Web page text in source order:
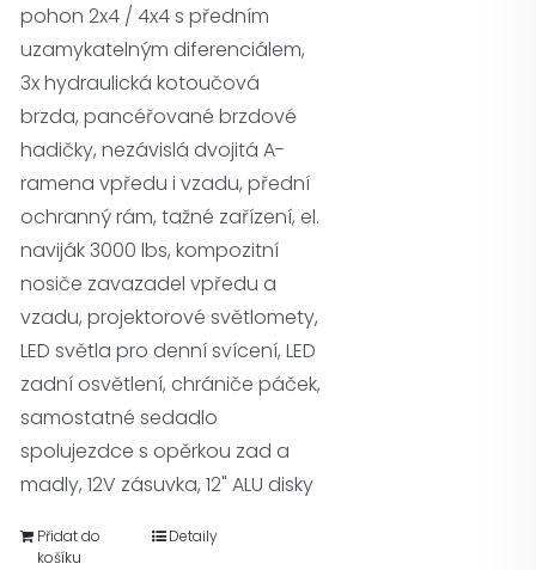
pohon 2x4 / 4x4 s předním
uzamykatelným diferenciálem,
3x hydraulická kotoučová
brzda, pancéřované brzdové
hadičky, nezávislá dvojitá A-
ramena vpředu i vzadu, přední
ochranný rám, tažné zařízení, el.
naviják 3000 lbs, kompozitní
nosiče zavazadel vpředu a
vzadu, projektorové světlomety,
LED světla pro denní svícení, LED
zadní osvětlení, chrániče páček,
samostatné sedadlo
spolujezdce s opěrkou zad a
madly, 12V zásuvka, 12" ALU disky
Přidat do
košíku
Detaily